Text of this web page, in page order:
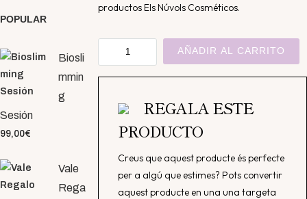
POPULAR
Biosli
mmin
g
Sesión
99,00€
Vale
Rega
productos Els Núvols Cosméticos.
Peeling
corporal
con
cantidad
AÑADIR AL CARRITO
REGALA ESTE
PRODUCTO
Creus que aquest producte és perfecte
per a algú que estimes? Pots convertir
aquest producte en una una targeta